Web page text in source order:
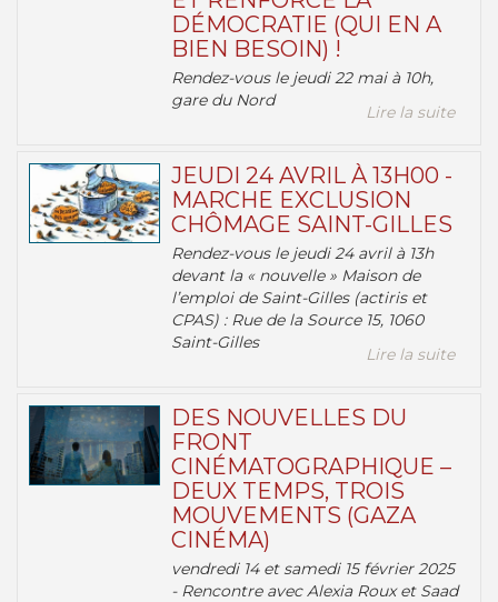
DÉMOCRATIE (QUI EN A
BIEN BESOIN) !
Rendez-vous le jeudi 22 mai à 10h,
gare du Nord
Lire la suite
JEUDI 24 AVRIL À 13H00 -
MARCHE EXCLUSION
CHÔMAGE SAINT-GILLES
Rendez-vous le jeudi 24 avril à 13h
devant la « nouvelle » Maison de
l’emploi de Saint-Gilles (actiris et
CPAS) : Rue de la Source 15, 1060
Saint-Gilles
Lire la suite
DES NOUVELLES DU
FRONT
CINÉMATOGRAPHIQUE –
DEUX TEMPS, TROIS
MOUVEMENTS (GAZA
CINÉMA)
vendredi 14 et samedi 15 février 2025
- Rencontre avec Alexia Roux et Saad